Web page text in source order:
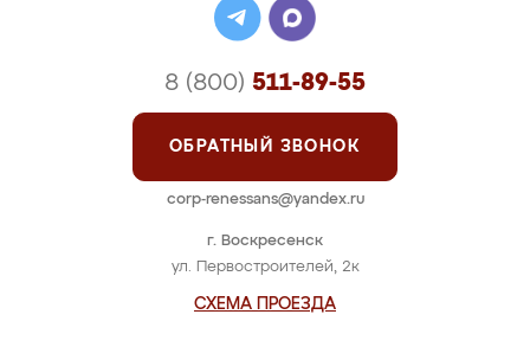
г. Воскресенск
ул. Первостроителей, 2к
СХЕМА ПРОЕЗДА
8 (800) 511-89-55
ОБРАТНЫЙ ЗВОНОК
corp-renessans@yandex.ru